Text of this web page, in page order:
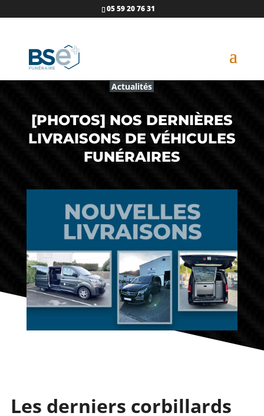
05 59 20 76 31
Actualités
[PHOTOS] NOS DERNIÈRES
LIVRAISONS DE VÉHICULES
FUNÉRAIRES
Les derniers corbillards